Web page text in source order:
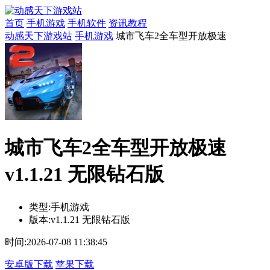
首页 手机游戏 手机软件 资讯教程
动感天下游戏站 手机游戏 城市飞车2全车型开放极速
城市飞车2全车型开放极速
v1.1.21 无限钻石版
类型:手机游戏
版本:v1.1.21 无限钻石版
时间:2026-07-08 11:38:45
安卓版下载 苹果下载